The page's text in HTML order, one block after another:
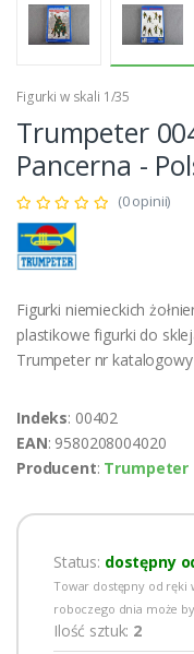
Figurki w skali 1/35
Trumpeter
Pancerna -
(0 opinii)
Figurki niemieckich
plastikowe figurki do
Trumpeter nr
Indeks: 00402
EAN: 9580208004020
Producent: Trumpeter
Status: dostępny
Towar dostępny od ręki
roboczego dnia może
Ilość sztuk: 2